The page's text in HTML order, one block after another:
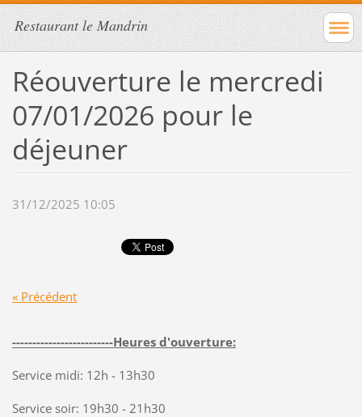
Restaurant le Mandrin
Réouverture le mercredi
07/01/2026 pour le
déjeuner
31/12/2025 10:05
« Précédent
-------------------------Heures d'ouverture:
Service midi: 12h - 13h30
Service soir: 19h30 - 21h30